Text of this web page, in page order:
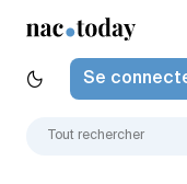
Se